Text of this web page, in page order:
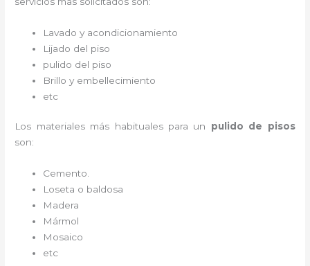
Lavado y acondicionamiento
Lijado del piso
pulido del piso
Brillo y embellecimiento
etc
Los materiales más habituales para un pulido de pisos
son:
Cemento.
Loseta o baldosa
Madera
Mármol
Mosaico
etc